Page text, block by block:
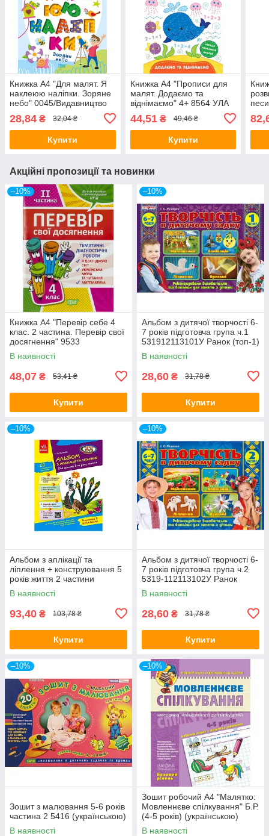
Книжка А4 "Для малят. Я
наклеюю наліпки. Зоряне
небо" 0045/Видавництво
28,84 ₴ 32,04 ₴
Купити
Книжка A4 "Прописи для
малят. Додаємо та
віднімаємо" 4+ 8564 УЛА
44,51₴ 49,46 ₴
Купити
Акційні пропозиції та новинки
–10%
Книжка A4 "Перевір себе 4
клас. 2 частина. Перевір свої
досягнення" 9533
Видавництво Торсінг (топ-1)
В наявності
48,07 ₴ 53,41 ₴
Купити
–10%
Альбом з дитячої творчості 6-
7 років підготовча група ч.1
531912113101У Ранок (топ-1)
В наявності
28,60 ₴ 31,78 ₴
Купити
–10%
Альбом з аплікації та
ліплення + конструювання 5
років життя 2 частини
Д133004У
В наявності
93,40 ₴ 103,78 ₴
Купити
–10%
Альбом з дитячої творчості 6-
7 років підготовча група ч.2
5319-112113102У Ранок
(топ-1)
В наявності
28,60 ₴ 31,78 ₴
Купити
–10%
Зошит з малювання 5-6 років
частина 2 5416 (українською)
В наявності
–10%
Зошит робочий A4 "Малятко:
Мовленнєве спілкування" Б.Р.
(4-5 років) (українською)
Школа (топ-1)
В наявності